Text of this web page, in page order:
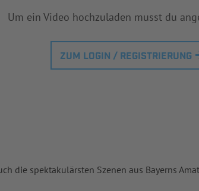
Um ein Video hochzuladen musst du
ZUM LOGIN / REGISTRIERUNG
die spektakulärsten Szenen aus Bayerns